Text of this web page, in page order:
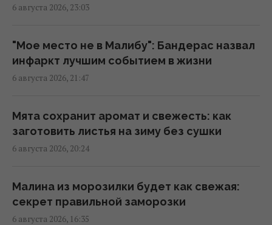
Китай окружил пустыню деревьями: спустя
больше CO₂
20:52 четверг, 06 августа 2026
чреди туристов, оказался подделкой
20:49 четверг, 06 августа 2026
отдых в горы и нарвалась на хейт
19:57 четверг, 06 августа 2026
6 августа 2026, 23:03
"Мое место не в Малибу": Бандерас назвал
инфаркт лучшим событием в жизни
6 августа 2026, 21:47
Мята сохранит аромат и свежесть: как
заготовить листья на зиму без сушки
6 августа 2026, 20:24
Малина из морозилки будет как свежая:
секрет правильной заморозки
6 августа 2026, 16:35